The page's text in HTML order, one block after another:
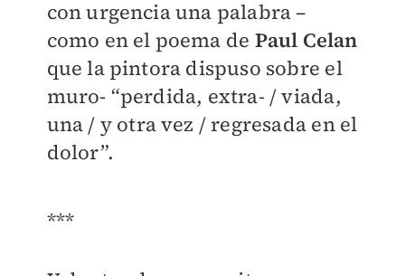
con urgencia una palabra –
como en el poema de Paul Celan
que la pintora dispuso sobre el
muro- “perdida, extra- / viada,
una / y otra vez / regresada en el
dolor”.
***